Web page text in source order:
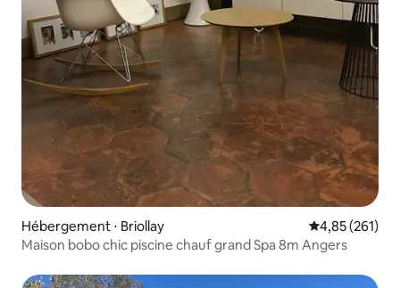
Hébergement ⋅ Briollay Évaluation
4,85 (261)
Maison bobo chic piscine chauf grand Spa 8m Angers